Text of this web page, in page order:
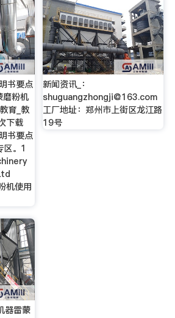
书要点
磨粉机
育_教
下载
书要点
区。1
机使用
新闻资讯_：
shuguangzhongji@163.com
工厂地址：郑州市上街区龙江路
19号
器雷蒙